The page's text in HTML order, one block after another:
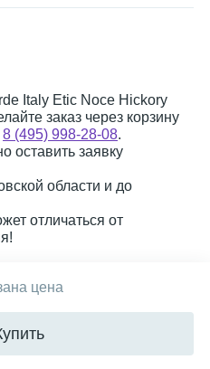
Italy Etic Noce Hickory
заказ через корзину
8 (495) 998-28-08.
оставить заявку
области и до
отличаться от
цена